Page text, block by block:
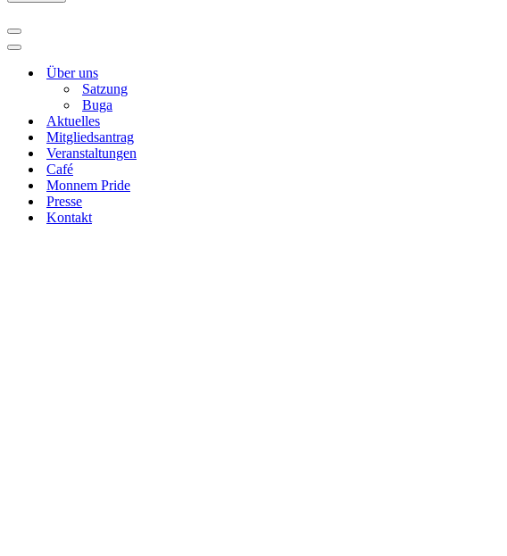
Navigations-
Menü
Navigations-
Über uns
Satzung
Buga
Aktuelles
Mitgliedsantrag
Veranstaltungen
Café
Monnem Pride
Presse
Kontakt